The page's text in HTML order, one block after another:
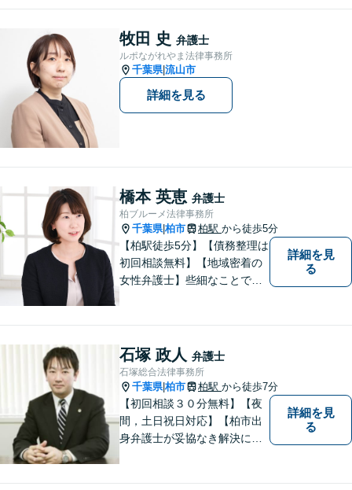
す。
牧田 史 弁護士
ルポながれやま法律事務所
千葉県|流山市
詳細を見る
橋本 英恵 弁護士
柏ブルーメ法律事務所
千葉県|柏市 柏駅 から徒歩5分
【柏駅徒歩5分】【債務整理は
初回相談無料】【地域密着の
女性弁護士】些細なことでも
詳細を見
る
石塚 政人 弁護士
石塚総合法律事務所
千葉県|柏市 柏駅 から徒歩7分
【初回相談３０分無料】【夜
間，土日祝日対応】【柏市出
身弁護士が妥協なき解決に尽
詳細を見
る